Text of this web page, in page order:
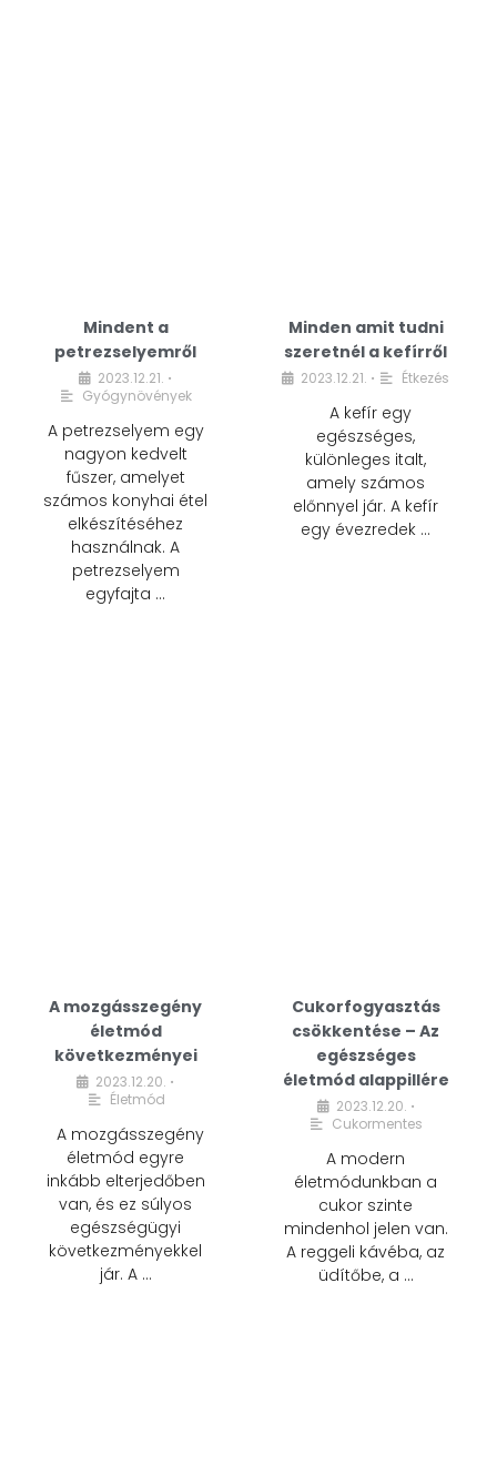
Mindent a
petrezselyemről
2023.12.21. •
Gyógynövények
A petrezselyem egy
nagyon kedvelt
fűszer, amelyet
számos konyhai étel
elkészítéséhez
használnak. A
petrezselyem
egyfajta …
Minden amit tudni
szeretnél a kefírről
2023.12.21. • Étkezés
A kefír egy
egészséges,
különleges italt,
amely számos
előnnyel jár. A kefír
egy évezredek …
A mozgásszegény
életmód
következményei
2023.12.20. •
Életmód
A mozgásszegény
életmód egyre
inkább elterjedőben
van, és ez súlyos
egészségügyi
következményekkel
jár. A …
Cukorfogyasztás
csökkentése – Az
egészséges
életmód alappillére
2023.12.20. •
Cukormentes
A modern
életmódunkban a
cukor szinte
mindenhol jelen van.
A reggeli kávéba, az
üdítőbe, a …